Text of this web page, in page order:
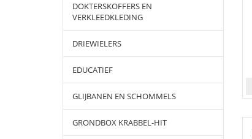
DOKTERSKOFFERS EN
VERKLEEDKLEDING
DRIEWIELERS
EDUCATIEF
GLIJBANEN EN SCHOMMELS
GRONDBOX KRABBEL-HIT